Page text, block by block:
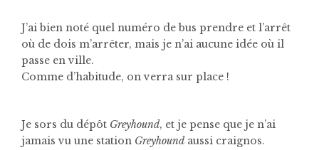
J’ai bien noté quel numéro de bus prendre et l’arrêt
où de dois m’arrêter, mais je n’ai aucune idée où il
passe en ville.
Comme d’habitude, on verra sur place !
Je sors du dépôt Greyhound, et je pense que je n’ai
jamais vu une station Greyhoundaussi craignos.